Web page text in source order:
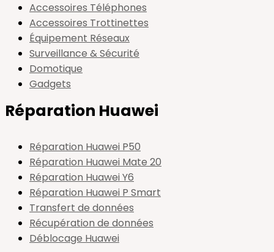
Accessoires Téléphones
Accessoires Trottinettes
Équipement Réseaux
Surveillance & Sécurité
Domotique
Gadgets
Réparation Huawei
Réparation Huawei P50
Réparation Huawei Mate 20
Réparation Huawei Y6
Réparation Huawei P Smart
Transfert de données
Récupération de données
Déblocage Huawei